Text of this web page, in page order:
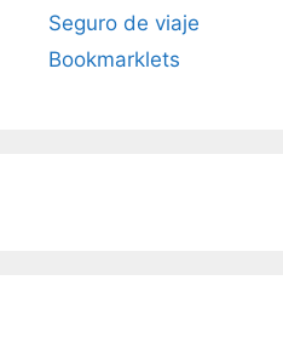
Seguro de viaje
Bookmarklets